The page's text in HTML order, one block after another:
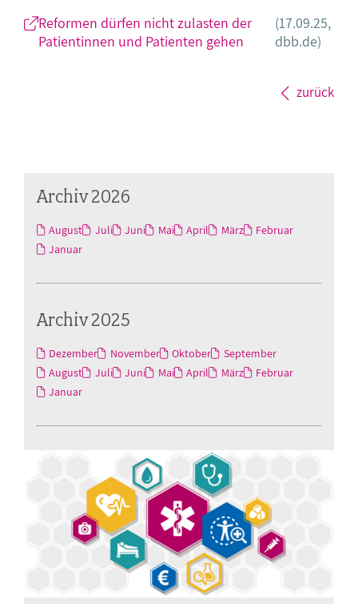
Reformen dürfen nicht zulasten der
Patientinnen und Patienten gehen
(17.09.25,
dbb.de)
zurück
Archiv 2026
August Juli Juni Mai April März
Februar
Januar
Archiv 2025
Dezember November Oktober
September
August
Juli Juni Mai April März
Februar
Januar